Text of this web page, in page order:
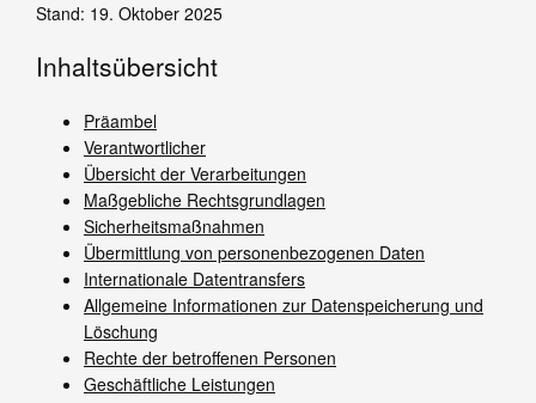
Stand: 19. Oktober 2025
Inhaltsübersicht
Präambel
Verantwortlicher
Übersicht der Verarbeitungen
Maßgebliche Rechtsgrundlagen
Sicherheitsmaßnahmen
Übermittlung von personenbezogenen Daten
Internationale Datentransfers
Allgemeine Informationen zur Datenspeicherung und
Löschung
Rechte der betroffenen Personen
Geschäftliche Leistungen